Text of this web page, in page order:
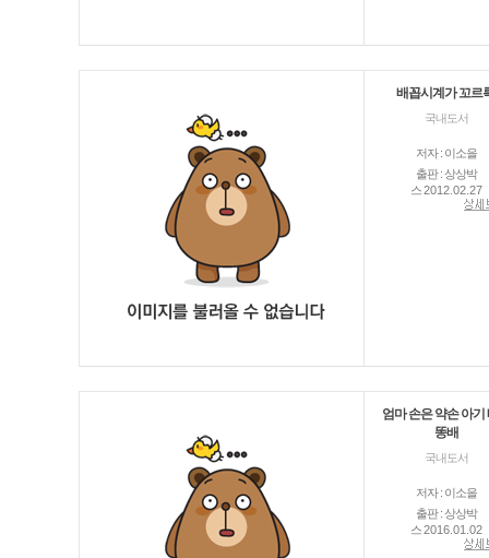
배꼽시계가 꼬르
국내도서
저자 : 이소을
출판 : 상상박
스2012.02.27
엄마 손은 약손 아기
똥배
국내도서
저자 : 이소을
출판 : 상상박
스2016.01.02